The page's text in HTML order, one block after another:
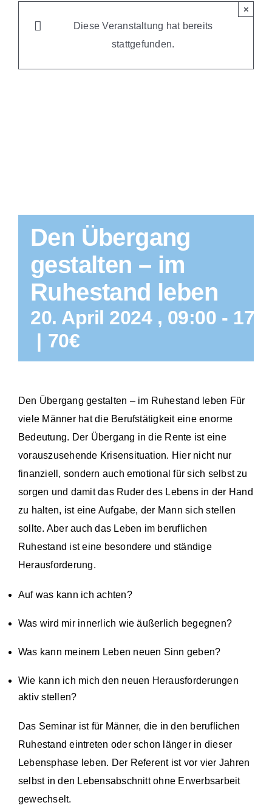
Diese Veranstaltung hat bereits
stattgefunden.
×
Den Übergang
gestalten – im
Ruhestand leben
20. April 2024 , 09:00 -
| 70€
Den Übergang gestalten – im Ruhestand leben Für
viele Männer hat die Berufstätigkeit eine enorme
Bedeutung. Der Übergang in die Rente ist eine
vorauszusehende Krisensituation. Hier nicht nur
finanziell, sondern auch emotional für sich selbst zu
sorgen und damit das Ruder des Lebens in der Hand
zu halten, ist eine Aufgabe, der Mann sich stellen
sollte. Aber auch das Leben im beruflichen
Ruhestand ist eine besondere und ständige
Herausforderung.
Auf was kann ich achten?
Was wird mir innerlich wie äußerlich begegnen?
Was kann meinem Leben neuen Sinn geben?
Wie kann ich mich den neuen Herausforderungen
aktiv stellen?
Das Seminar ist für Männer, die in den beruflichen
Ruhestand eintreten oder schon länger in dieser
Lebensphase leben. Der Referent ist vor vier Jahren
selbst in den Lebensabschnitt ohne Erwerbsarbeit
gewechselt.